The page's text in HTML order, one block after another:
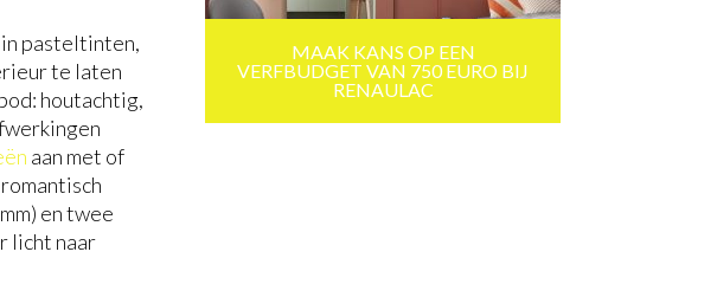
pasteltinten,
te laten
houtachtig,
aan met of
en twee
licht naar
MAAK KANS OP EEN
VERFBUDGET VAN 750 EURO BIJ
RENAULAC